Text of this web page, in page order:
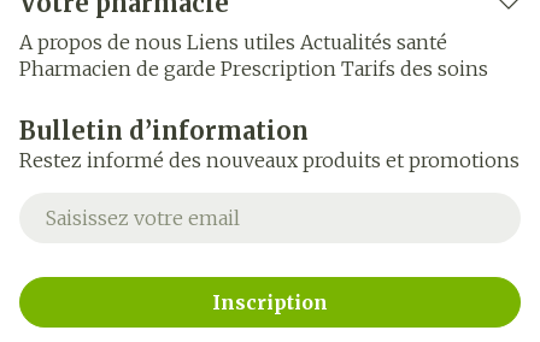
A propos de nous Liens utiles Actualités santé
Pharmacien de garde Prescription Tarifs des soins
Bulletin d’information
Restez informé des nouveaux produits et promotions
Adresse mail
Inscription